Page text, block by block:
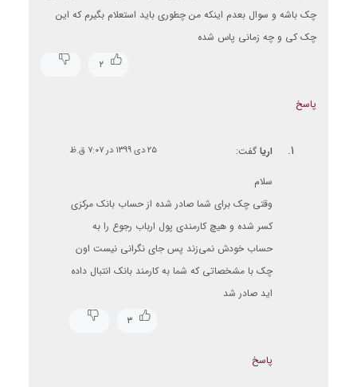
چک باشه و سوال بعدم اینکه من چطوری باید استعلام بگیرم که این
چک کی و چه زمانی پاس شده
۲
پاسخ
اریا گفت: ۲۵ دی ۱۳۹۹ در ۷:۰۷ ق.ظ
سلام
وقتی چک برای شما صادر شده از حساب بانک مرکزی
کسر شده و هیچ کارمندی پول ارباب رجوع را به
حساب خودش نمی‌زند پس جای نگرانی نیست اون
چک با مشخصاتی که شما به کارمند بانک انتبال داده
ايد صادر شد
۳
پاسخ